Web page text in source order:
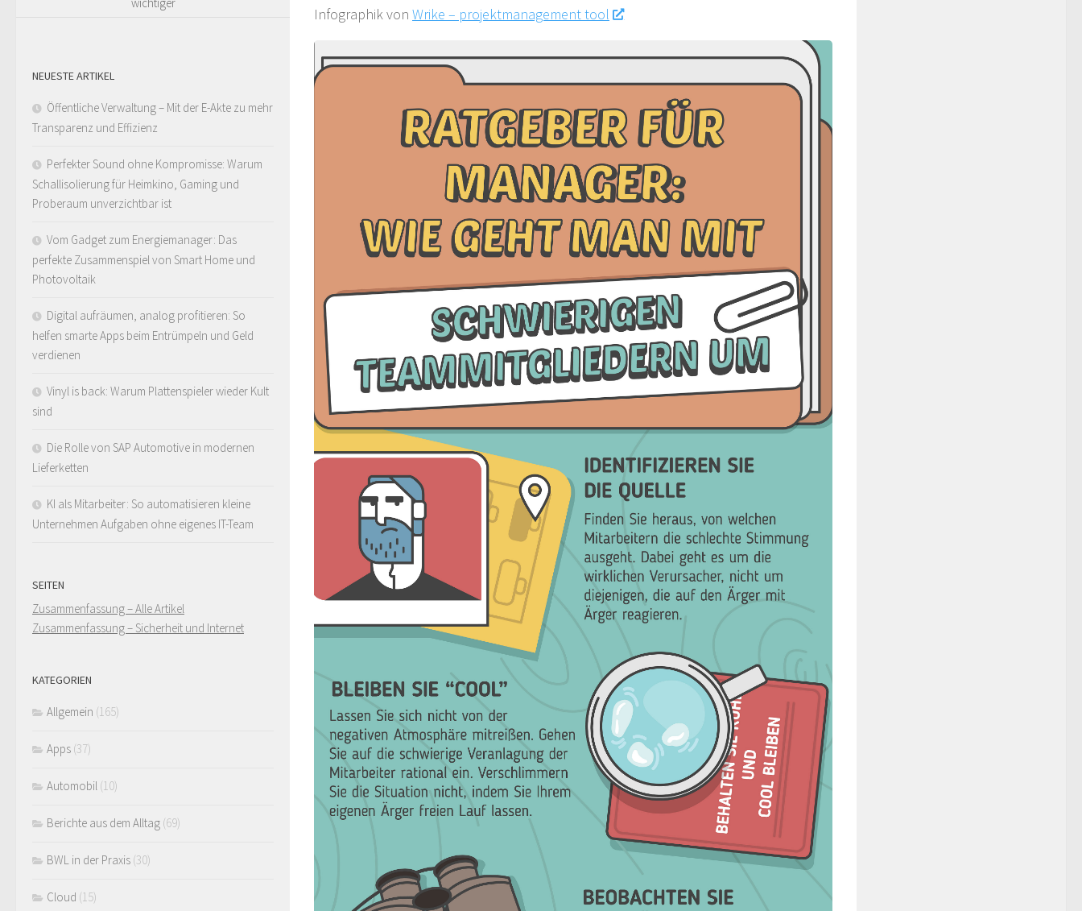
Infographik von Wrike – projektmanagement tool
wichtiger
NEUESTE ARTIKEL
Öffentliche Verwaltung – Mit der E-Akte zu mehr
Transparenz und Effizienz
Perfekter Sound ohne Kompromisse: Warum
Schallisolierung für Heimkino, Gaming und
Proberaum unverzichtbar ist
Vom Gadget zum Energiemanager: Das
perfekte Zusammenspiel von Smart Home und
Photovoltaik
Digital aufräumen, analog profitieren: So
helfen smarte Apps beim Entrümpeln und Geld
verdienen
Vinyl is back: Warum Plattenspieler wieder Kult
sind
Die Rolle von SAP Automotive in modernen
Lieferketten
KI als Mitarbeiter: So automatisieren kleine
Unternehmen Aufgaben ohne eigenes IT-Team
SEITEN
Zusammenfassung – Alle Artikel
Zusammenfassung – Sicherheit und Internet
KATEGORIEN
Allgemein (165)
Apps (37)
Automobil (10)
Berichte aus dem Alltag (69)
BWL in der Praxis (30)
Cloud (15)